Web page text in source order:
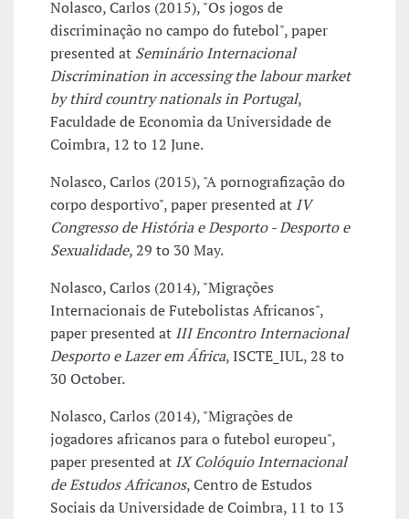
Nolasco, Carlos (2015), "Os jogos de
discriminação no campo do futebol", paper
presented at Seminário Internacional
Discrimination in accessing the labour market
by third country nationals in Portugal,
Faculdade de Economia da Universidade de
Coimbra, 12 to 12 June.
Nolasco, Carlos (2015), "A pornografização do
corpo desportivo", paper presented at IV
Congresso de História e Desporto - Desporto e
Sexualidade, 29 to 30 May.
Nolasco, Carlos (2014), "Migrações
Internacionais de Futebolistas Africanos",
paper presented at III Encontro Internacional
Desporto e Lazer em África, ISCTE_IUL, 28 to
30 October.
Nolasco, Carlos (2014), "Migrações de
jogadores africanos para o futebol europeu",
paper presented at IX Colóquio Internacional
de Estudos Africanos, Centro de Estudos
Sociais da Universidade de Coimbra, 11 to 13